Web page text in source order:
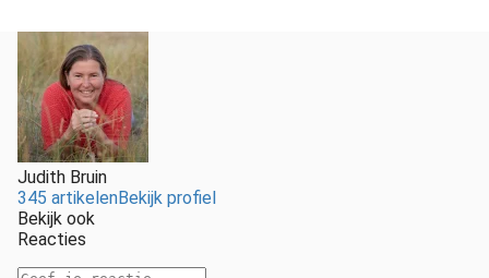
Judith Bruin
345 artikelenBekijk profiel
Bekijk ook
Reacties